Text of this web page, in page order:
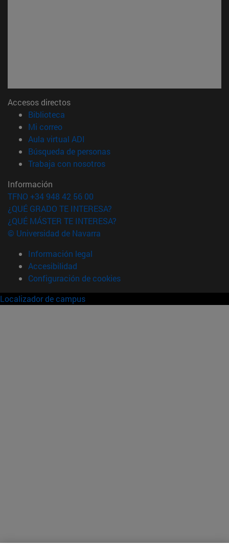
Accesos directos
Biblioteca
Mi correo(abre en nueva ventana)
Aula virtual ADI
Búsqueda de personas(abre en nueva ventana)
Trabaja con nosotros(abre en nueva ventana)
Información
TFNO +34 948 42 56 00
¿QUÉ GRADO TE INTERESA?
¿QUÉ MÁSTER TE INTERESA?
© Universidad de Navarra
Información legal
Accesibilidad
Configuración de cookies
Localizador de campus